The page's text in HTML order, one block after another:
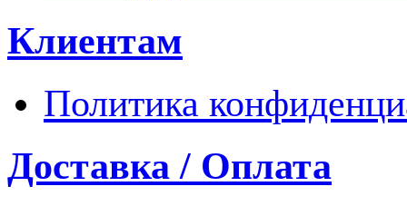
Клиентам
Политика
Доставка / Оплата